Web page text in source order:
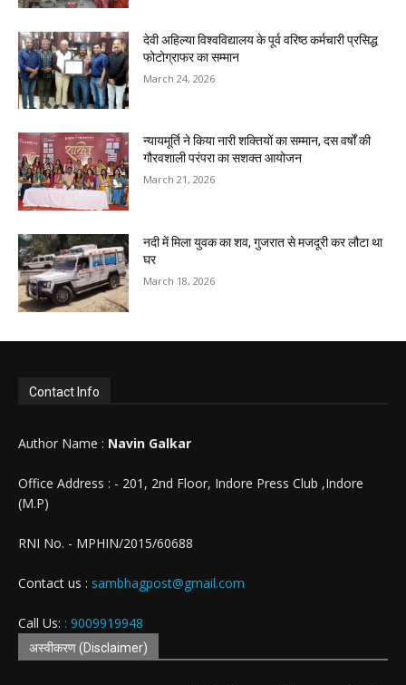
देवी अहिल्या विश्वविद्यालय के पूर्व वरिष्ठ कर्मचारी प्रसिद्ध
फोटोग्राफर का सम्मान
March 24, 2026
न्यायमूर्ति ने किया नारी शक्तियों का सम्मान, दस वर्षों की
गौरवशाली परंपरा का सशक्त आयोजन
March 21, 2026
नदी में मिला युवक का शव, गुजरात से मजदूरी कर लौटा था
घर
March 18, 2026
Contact Info
Author Name : Navin Galkar
Office Address : - 201, 2nd Floor, Indore Press Club ,Indore
(M.P)
RNI No. - MPHIN/2015/60688
Contact us : sambhagpost@gmail.com
Call Us: : 9009919948
अस्वीकरण (Disclaimer)